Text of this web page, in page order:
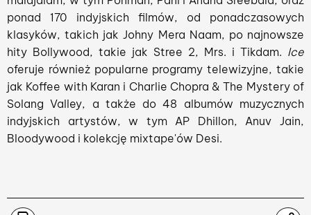
ponad 170 indyjskich filmów, od ponadczasowych
klasyków, takich jak Johny Mera Naam, po najnowsze
hity Bollywood, takie jak Stree 2, Mrs. i Tikdam. Ice
oferuje również popularne programy telewizyjne, takie
jak Koffee with Karan i Charlie Chopra & The Mystery of
Solang Valley, a także do 48 albumów muzycznych
indyjskich artystów, w tym AP Dhillon, Anuv Jain,
Bloodywood i kolekcję mixtape'ów Desi.